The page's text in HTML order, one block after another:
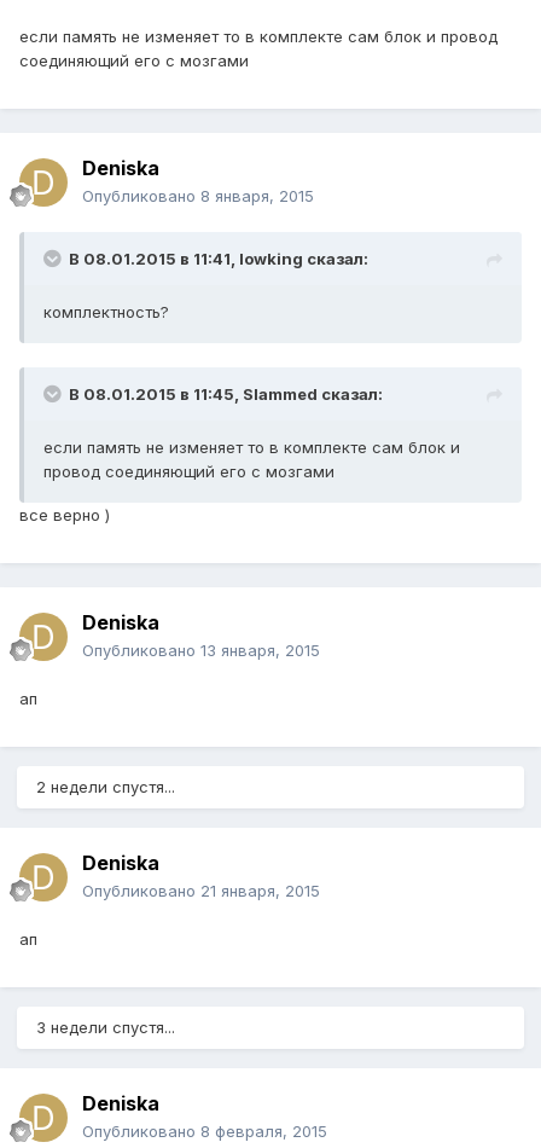
если память не изменяет то в комплекте сам блок и провод
соединяющий его с мозгами
Deniska
Опубликовано 8 января, 2015
В 08.01.2015 в 11:41, lowking сказал:
комплектность?
В 08.01.2015 в 11:45, Slammed сказал:
если память не изменяет то в комплекте сам блок и
провод соединяющий его с мозгами
все верно )
Deniska
Опубликовано 13 января, 2015
ап
2 недели спустя...
Deniska
Опубликовано 21 января, 2015
ап
3 недели спустя...
Deniska
Опубликовано 8 февраля, 2015